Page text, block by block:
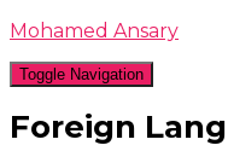
Mohamed Ansary
Toggle Navigation
Foreign